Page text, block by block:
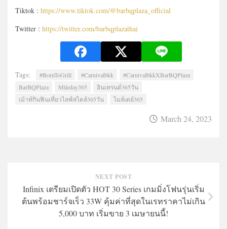
Tiktok : https://www.tiktok.com/@barbqplaza_official
Twitter : https://twitter.com/barbqplazathai
Tags: #BornToGrill #Carnivalbkk
#CarnivalbkkXBarBQPlaza
BarBQPlaza
Mileday365
อินเทรนด์365วัน
เม้าท์กินฟินเที่ยวไลฟ์สไตล์365วัน
ไมล์เดย์365
March 24, 2023
NEXT POST
Infinix เตรียมเปิดตัว HOT 30 Series เกมมิ่งโฟนรุ่นเริ่ม
ต้นพร้อมชาร์จเร็ว 33W คุ้มค่าที่สุดในเรทราคาไม่เกิน
5,000 บาท เริ่มขาย 3 เมษายนนี้!